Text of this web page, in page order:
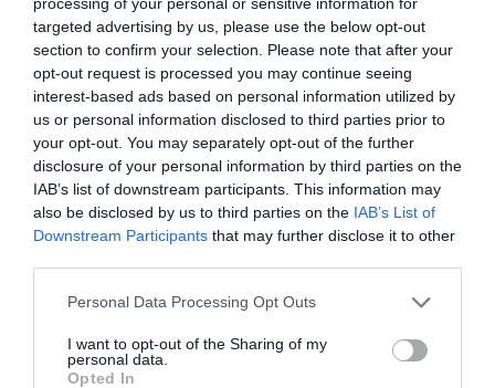
targeted advertising by us, please use the below opt-out
section to confirm your selection. Please note that after your
opt-out request is processed you may continue seeing
interest-based ads based on personal information utilized by
us or personal information disclosed to third parties prior to
your opt-out. You may separately opt-out of the further
disclosure of your personal information by third parties on the
IAB’s list of downstream participants. This information may
also be disclosed by us to third parties on the IAB’s List of
Downstream Participants that may further disclose it to other
Personal Data Processing Opt Outs
I want to opt-out of the Sharing of my
personal data.
Opted In
αντίστοιχα προγράμματα στις 11 από τις 13
ελληνικές περιφέρειες.
Η ανάλυση συνεχίστηκε με τα ευρήματα της
έκθεσηςOECD – Δημιουργία Θέσεων Εργασίας
και Τοπική Ανάπτυξη 2024 , όπου αναδείχθηκαν
οι ακόλουθες προκλήσεις:
Οι ελλείψεις δεξιοτήτων επηρεάζουν την πράσινη
και ψηφιακή μετάβαση, δημιουργώντας
αναντιστοιχίες στην αγορά εργασίας.
Η πληθυσμιακή γήρανση επιδεινώνει το πρόβλημα,
ειδικά στις περιοχές με παλαιότερες ηλικιακές